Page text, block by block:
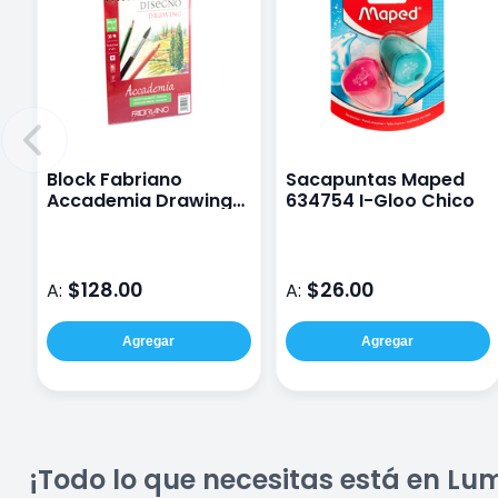
Block Fabriano
Accademia Drawing
A: $128.00
Agregar
Sacapuntas Maped
634754 I-Gloo Chico
A: $26.00
Agregar
¡Todo lo que necesitas está en